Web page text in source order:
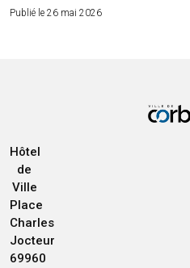
Publié le 26 mai 2026
Hôtel
de
Ville
Place
Charles
Jocteur
69960